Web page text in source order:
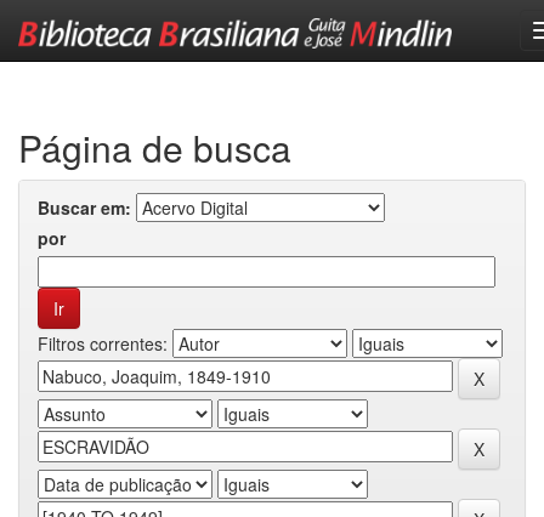
Página de busca
Buscar em:
por
Filtros correntes: